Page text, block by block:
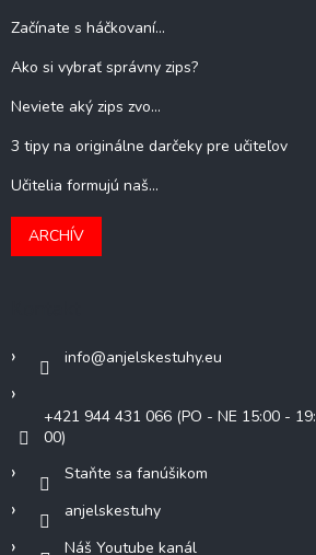
Začínate s háčkovaní...
Ako si vybrať správny zips?
Neviete aký zips zvo...
3 tipy na originálne darčeky pre učiteľov
Učitelia formujú naš...
ARCHÍV
info@anjelskestuhy.eu
+421 944 431 066 (PO - NE 15:00 - 19:
00)
Staňte sa fanúšikom
anjelskestuhy
Náš Youtube kanál